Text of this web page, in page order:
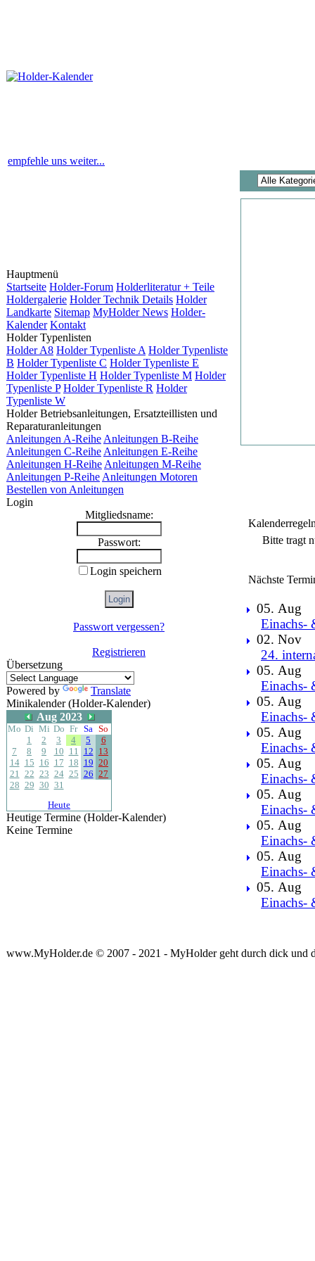
empfehle uns weiter...
Hauptmenü
Startseite Holder-Forum Holderliteratur + Teile
Holdergalerie Holder Technik Details Holder
Landkarte Sitemap MyHolder News Holder-
Kalender Kontakt
Holder Typenlisten
Holder A8 Holder Typenliste A Holder Typenliste
B Holder Typenliste C Holder Typenliste E
Holder Typenliste H Holder Typenliste M Holder
Typenliste P Holder Typenliste R Holder
Typenliste W
Holder Betriebsanleitungen, Ersatzteillisten und
Reparaturanleitungen
Anleitungen A-Reihe Anleitungen B-Reihe
Anleitungen C-Reihe Anleitungen E-Reihe
Anleitungen H-Reihe Anleitungen M-Reihe
Anleitungen P-Reihe Anleitungen Motoren
Bestellen von Anleitungen
Login
Mitgliedsname:
Passwort:
Login speichern
Passwort vergessen?
Registrieren
Übersetzung
Powered by
Translate
Minikalender (Holder-Kalender)
Aug 2023
Mo Di Mi Do Fr Sa So
1
2 3 4 5
6
7
8 9 10 11 12 13
14 15 16 17 18 19 20
21 22 23 24 25 26 27
28 29 30 31
Heute
Heutige Termine (Holder-Kalender)
Keine Termine
Bitte tragt
Nächste
05. Aug
Einachs-
02. Nov
24.
05. Aug
Einachs-
05. Aug
Einachs-
05. Aug
Einachs-
05. Aug
Einachs-
05. Aug
Einachs-
05. Aug
Einachs-
05. Aug
Einachs-
05. Aug
Einachs-
www.MyHolder.de © 2007 - 2021 - MyHolder geht durch dick und